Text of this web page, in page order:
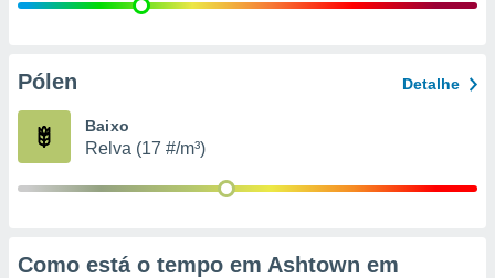
e
Pólen Detalhe
Baixo
Relva (17 #/m³)
Como está o tempo em Ashtown em